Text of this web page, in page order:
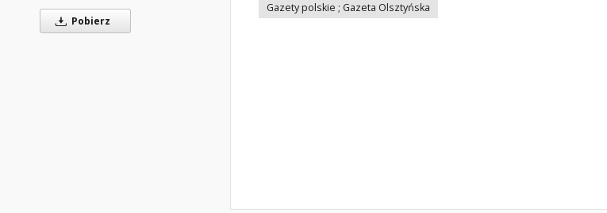
Pobierz
Gazety polskie ; Gazeta Olsztyńska